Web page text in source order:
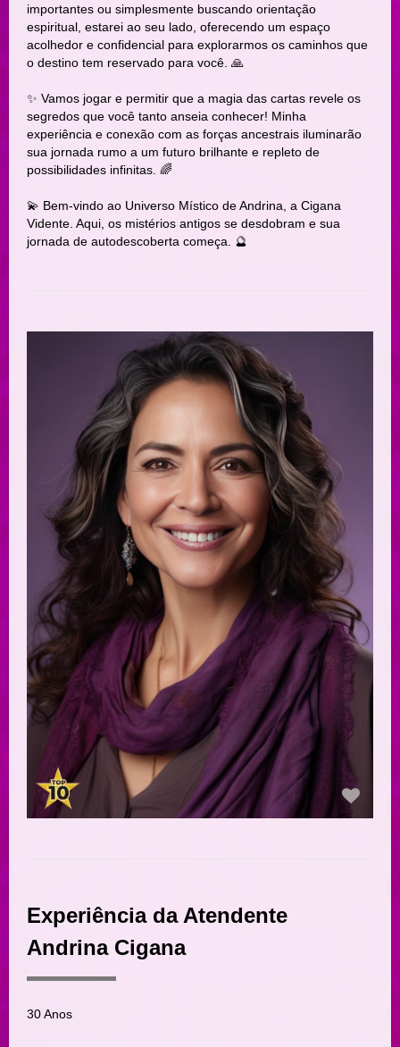
importantes ou simplesmente buscando orientação
espiritual, estarei ao seu lado, oferecendo um espaço
acolhedor e confidencial para explorarmos os caminhos que
o destino tem reservado para você. 🙏
✨ Vamos jogar e permitir que a magia das cartas revele os
segredos que você tanto anseia conhecer! Minha
experiência e conexão com as forças ancestrais iluminarão
sua jornada rumo a um futuro brilhante e repleto de
possibilidades infinitas. 🌈
💫 Bem-vindo ao Universo Místico de Andrina, a Cigana
Vidente. Aqui, os mistérios antigos se desdobram e sua
jornada de autodescoberta começa. 🔮
Experiência da Atendente
Andrina Cigana
30 Anos